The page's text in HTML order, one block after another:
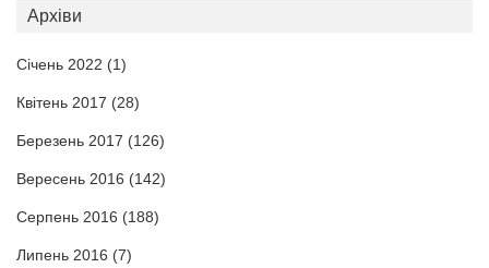
Архіви
Січень 2022 (1)
Квітень 2017 (28)
Березень 2017 (126)
Вересень 2016 (142)
Серпень 2016 (188)
Липень 2016 (7)